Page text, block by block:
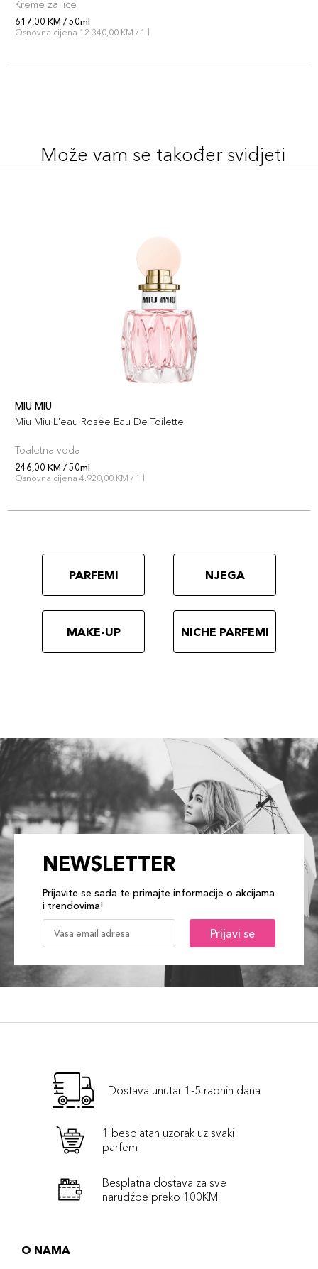
Kreme za lice
617,00 KM / 50ml
Osnovna cijena 12.340,00 KM / 1 l
Može vam se također svidjeti
MIU MIU
Miu Miu L'eau Rosée Eau De Toilette
Toaletna voda
246,00 KM / 50ml
Osnovna cijena 4.920,00 KM / 1 l
PARFEMI NJEGA
MAKE-UP NICHE PARFEMI
NEWSLETTER
Prijavite se sada te primajte informacije o akcijama
i trendovima!
Prijavi se
Dostava unutar 1-5 radnih dana
1 besplatan uzorak uz svaki
parfem
Besplatna dostava za sve
narudźbe preko 100KM
O NAMA